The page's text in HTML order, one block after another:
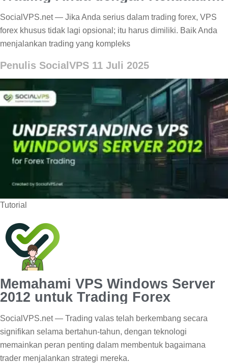
SocialVPS.net — Jika Anda serius dalam trading forex, VPS
forex khusus tidak lagi opsional; itu harus dimiliki. Baik Anda
menjalankan trading yang kompleks
Penulis SocialVPS 11 Juli 2025
Tutorial
Memahami VPS Windows Server
2012 untuk Trading Forex
SocialVPS.net — Trading valas telah berkembang secara
signifikan selama bertahun-tahun, dengan teknologi
memainkan peran penting dalam membentuk bagaimana
trader menjalankan strategi mereka.